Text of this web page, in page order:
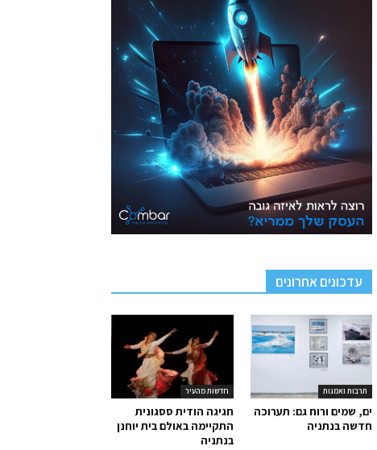
עדכונים אחרונים
חדשות מהעיר
חגיגה הודית ססגונית
התקיימה באולם בית יוחנן
בנתניה
תרבות ואמנות
ים, שמים ורוח גם: תערוכה
חדשה בנתניה